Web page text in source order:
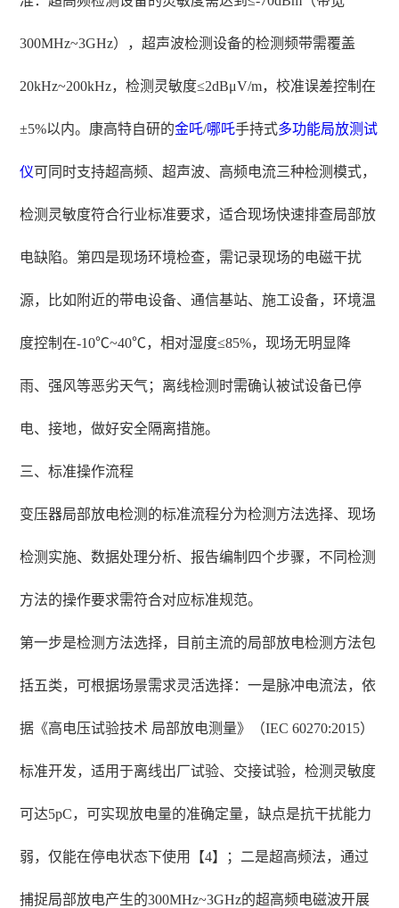
300MHz~3GHz），超声波检测设备的检测频带需覆盖
20kHz~200kHz，检测灵敏度≤2dBμV/m，校准误差控制在
±5%以内。康高特自研的金吒/哪吒手持式多功能局放测试
仪可同时支持超高频、超声波、高频电流三种检测模式，
检测灵敏度符合行业标准要求，适合现场快速排查局部放
电缺陷。第四是现场环境检查，需记录现场的电磁干扰
源，比如附近的带电设备、通信基站、施工设备，环境温
度控制在-10℃~40℃，相对湿度≤85%，现场无明显降
雨、强风等恶劣天气；离线检测时需确认被试设备已停
电、接地，做好安全隔离措施。
三、标准操作流程
变压器局部放电检测的标准流程分为检测方法选择、现场
检测实施、数据处理分析、报告编制四个步骤，不同检测
方法的操作要求需符合对应标准规范。
第一步是检测方法选择，目前主流的局部放电检测方法包
括五类，可根据场景需求灵活选择：一是脉冲电流法，依
据《高电压试验技术 局部放电测量》（IEC 60270:2015）
标准开发，适用于离线出厂试验、交接试验，检测灵敏度
可达5pC，可实现放电量的准确定量，缺点是抗干扰能力
弱，仅能在停电状态下使用【4】；二是超高频法，通过
捕捉局部放电产生的300MHz~3GHz的超高频电磁波开展